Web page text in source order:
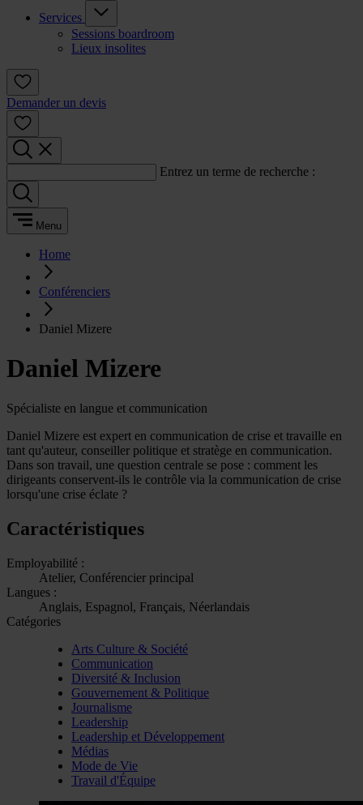
Services
Sessions boardroom
Lieux insolites
Demander un devis
Entrez un terme de recherche :
Menu
Home
Conférenciers
Daniel Mizere
Daniel Mizere
Spécialiste en langue et communication
Daniel Mizere est expert en communication de crise et travaille en
tant qu'auteur, conseiller politique et stratège en communication.
Dans son travail, une question centrale se pose : comment les
dirigeants conservent-ils le contrôle via la communication de crise
lorsqu'une crise éclate ?
Caractéristiques
Employabilité :
Atelier, Conférencier principal
Langues :
Anglais, Espagnol, Français, Néerlandais
Catégories
Arts Culture & Société
Communication
Diversité & Inclusion
Gouvernement & Politique
Journalisme
Leadership
Leadership et Développement
Médias
Mode de Vie
Travail d'Équipe